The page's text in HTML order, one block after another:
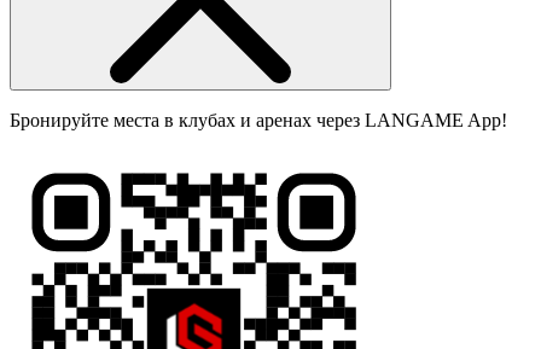
Бронируйте места в клубах и аренах через LANGAME App!